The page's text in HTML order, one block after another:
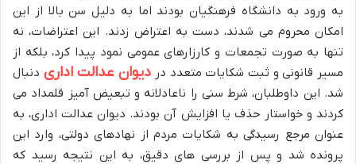
به ورود به دانشگاه فرهنگیان بودند اما به دلیل سن بالا از این
امکان محروم می شدند، دست به اعتراض زدند. این اعتراضات، نه
تنها به صورت تجمعات و کارزارهای عمومی نمود پیدا کرد، بلکه از
مسیر قانونی و ثبت شکایات متعدد در دیوان عدالت اداری دنبال
شد. این داوطلبان، شرط سنی را ناعادلانه و تبعیض آمیز قلمداد می
کردند و خواستار حذف یا افزایش آن بودند. دیوان عدالت اداری، به
عنوان مرجع رسیدگی به شکایات مردم از نهادهای دولتی، وارد این
پرونده شد و پس از بررسی های دقیق، به این نتیجه رسید که